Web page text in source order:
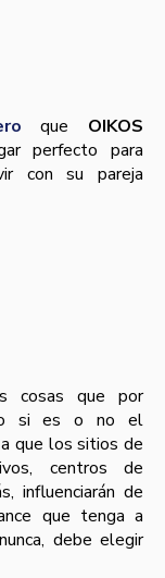
que OIKOS
perfecto para
con su pareja
cosas que por
si es o no el
que los sitios de
centros de
influenciarán de
que tenga a
debe elegir